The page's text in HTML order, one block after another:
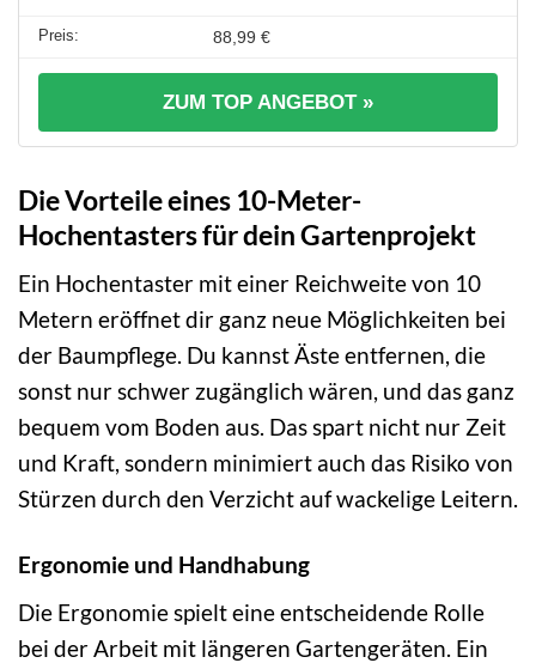
88,99 €
ZUM TOP ANGEBOT »
Die Vorteile eines 10-Meter-
Hochentasters für dein Gartenprojekt
Ein Hochentaster mit einer Reichweite von 10
Metern eröffnet dir ganz neue Möglichkeiten bei
der Baumpflege. Du kannst Äste entfernen, die
sonst nur schwer zugänglich wären, und das ganz
bequem vom Boden aus. Das spart nicht nur Zeit
und Kraft, sondern minimiert auch das Risiko von
Stürzen durch den Verzicht auf wackelige Leitern.
Ergonomie und Handhabung
Die Ergonomie spielt eine entscheidende Rolle
bei der Arbeit mit längeren Gartengeräten. Ein